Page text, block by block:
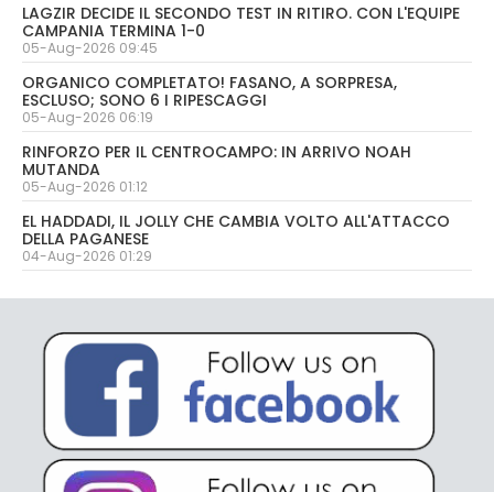
LAGZIR DECIDE IL SECONDO TEST IN RITIRO. CON L'EQUIPE
CAMPANIA TERMINA 1-0
05-Aug-2026 09:45
ORGANICO COMPLETATO! FASANO, A SORPRESA,
ESCLUSO; SONO 6 I RIPESCAGGI
05-Aug-2026 06:19
RINFORZO PER IL CENTROCAMPO: IN ARRIVO NOAH
MUTANDA
05-Aug-2026 01:12
EL HADDADI, IL JOLLY CHE CAMBIA VOLTO ALL'ATTACCO
DELLA PAGANESE
04-Aug-2026 01:29